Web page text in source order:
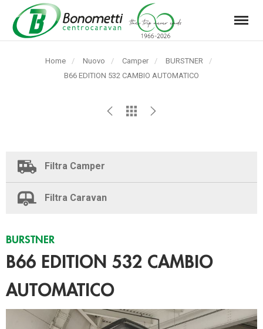
Automarket
Bonometti
Menu
Home Nuovo Camper
BURSTNER
Pagina
B66 EDITION 532 CAMBIO AUTOMATICO
Filtra Camper
Filtra Caravan
BURSTNER
B66 EDITION 532 CAMBIO
AUTOMATICO